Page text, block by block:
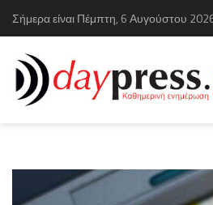
Σήμερα είναι Πέμπτη, 6 Αυγούστου